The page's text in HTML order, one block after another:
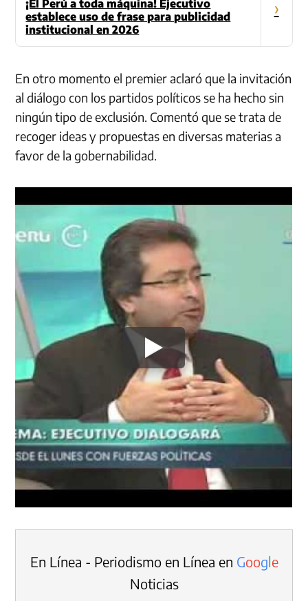
¡El Perú a toda máquina! Ejecutivo
establece uso de frase para publicidad
institucional en 2026
›
En otro momento el premier aclaró que la invitación
al diálogo con los partidos políticos se ha hecho sin
ningún tipo de exclusión. Comentó que se trata de
recoger ideas y propuestas en diversas materias a
favor de la gobernabilidad.
En Línea - Periodismo en Línea en Google
Noticias